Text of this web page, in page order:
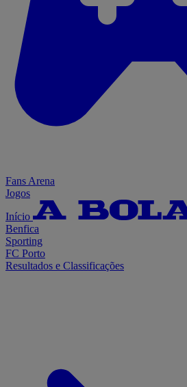
Fans Arena
Jogos
Início
Benfica
Sporting
FC Porto
Resultados e Classificações